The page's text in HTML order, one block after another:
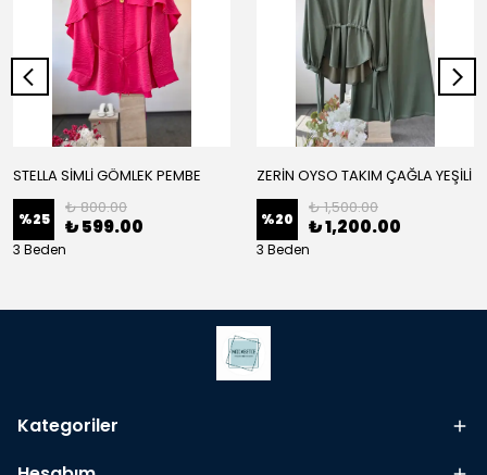
STELLA SİMLİ GÖMLEK PEMBE
%25
₺ 800.00
₺ 599.00
3 Beden
ZERİN OYSO TAKIM ÇAĞLA YEŞİLİ
%20
₺ 1,500.00
₺ 1,200.00
3 Beden
Kategoriler